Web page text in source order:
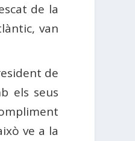
de la
van
de
els seus
ve a la